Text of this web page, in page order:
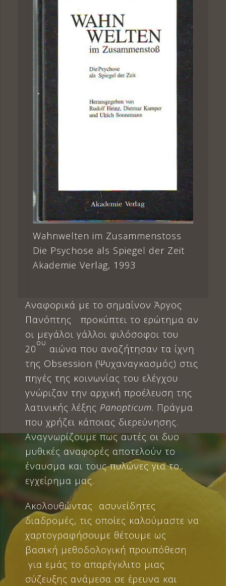
Wahnwelten im Zusammenstoss
Die Psychose als Spiegel der Zeit
Akademie Verlag, 1993
Αναφορικά με το σημαίνον Άργος
Πανόπτης προκύπτει το ερώτημα αν
οι μεγάλοι γάλλοι φιλόσοφοι του
20
ου
αιώνα που αναζήτησαν τα ίχνη
της Obsession (Ψυχαναγκασμός) στις
πηγές της κοινωνίας του ελέγχου
γνώριζαν την αρχική προέλευση της
λατινικής λέξης Panopticum. Πράγμα
που χρήζει κάποιας διερεύνησης.
Αναγνωρίζουμε πως αυτές οι δυο
μυθικές αναφορές αποτελούν το
έναυσμα και τους πυλώνες για το
εγχείρημα μας.
Ακολουθώντας ασυνείδητες
διαδρομές, τις οποίες καλούμαστε να
χαρτογραφήσουμε θέτουμε ως
βασική μεθοδολογική προϋπόθεση
για εμάς το απαρέγκλιτο μιας
σύζευξης ανάμεσα σε έρευνα και